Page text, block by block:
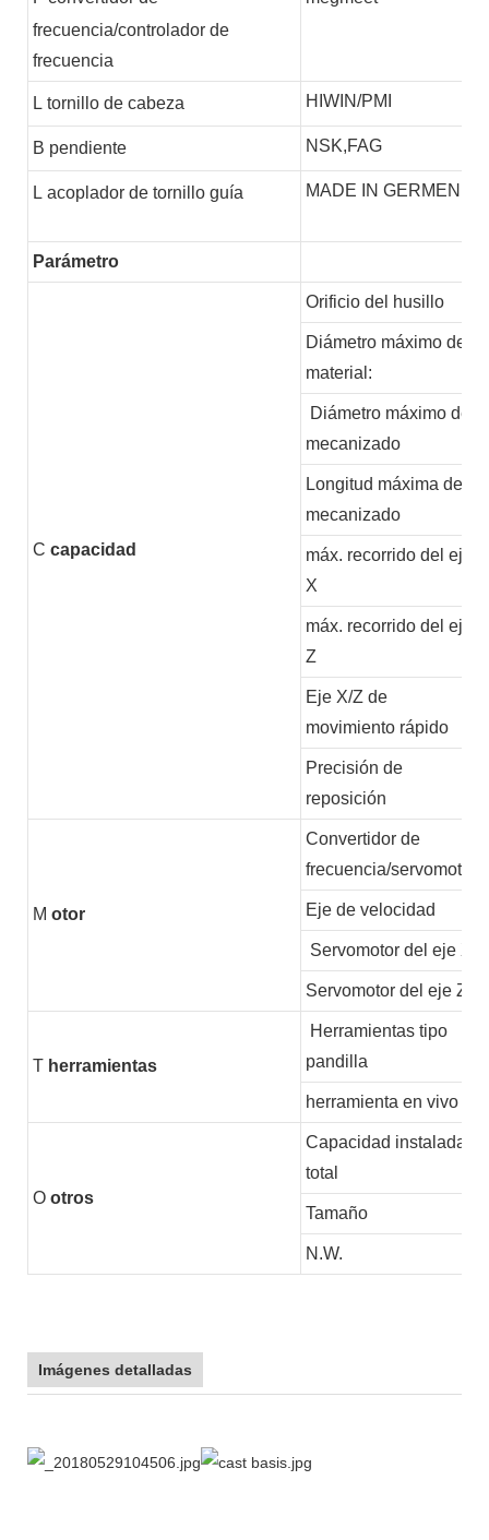
frecuencia/controlador de
frecuencia
L tornillo de cabeza HIWIN/PMI
B pendiente NSK,FAG
L acoplador de tornillo guía MADE IN GERMEN
Parámetro
C capacidad
Orificio del husillo
Diámetro máximo del
material:
Diámetro máximo de
mecanizado
Longitud máxima de
mecanizado
máx. recorrido del eje
X
máx. recorrido del eje
Z
Eje X/Z de
movimiento rápido
Precisión de
reposición
M otor
Convertidor de
frecuencia/servomotor
Eje de velocidad
Servomotor del eje X
Servomotor del eje Z
T herramientas
Herramientas tipo
pandilla
herramienta en vivo
O otros
Capacidad instalada
total
Tamaño
N.W.
Imágenes detalladas